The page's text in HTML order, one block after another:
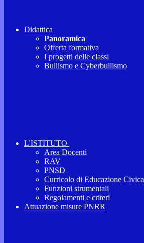
Didattica
Panoramica
Offerta formativa
I progetti delle classi
Bullismo e Cyberbullismo
L'ISTITUTO
Area Docenti
RAV
PNSD
Curricolo di Educazione Civica
Funzioni strumentali
Regolamenti e criteri
Attuazione misure PNRR